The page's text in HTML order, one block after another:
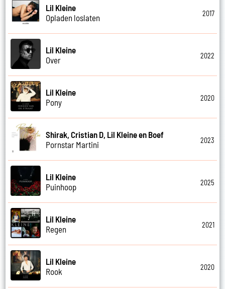
Lil Kleine
Opladen loslaten
2017
Lil Kleine
Over
2022
Lil Kleine
Pony
2020
Shirak, Cristian D, Lil Kleine en Boef
Pornstar Martini
2023
Lil Kleine
Puinhoop
2025
Lil Kleine
Regen
2021
Lil Kleine
Rook
2020